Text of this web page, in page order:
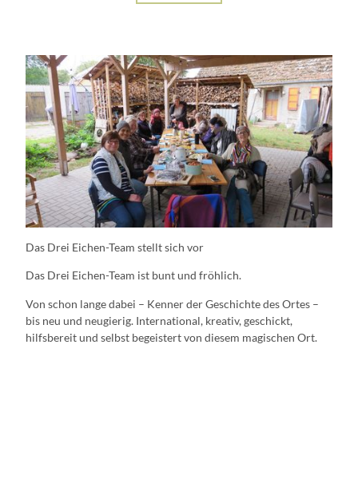
Das Drei Eichen-Team stellt sich vor
Das Drei Eichen-Team ist bunt und fröhlich.
Von schon lange dabei – Kenner der Geschichte des Ortes –
bis neu und neugierig. International, kreativ, geschickt,
hilfsbereit und selbst begeistert von diesem magischen Ort.